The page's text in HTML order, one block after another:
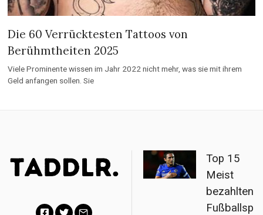
Die 60 Verrücktesten Tattoos von
Berühmtheiten 2025
Viele Prominente wissen im Jahr 2022 nicht mehr, was sie mit ihrem
Geld anfangen sollen. Sie
Top 15
Meist
bezahlten
Fußballsp